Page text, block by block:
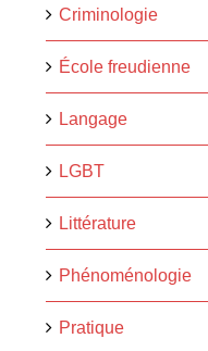
Criminologie
École freudienne
Langage
LGBT
Littérature
Phénoménologie
Pratique